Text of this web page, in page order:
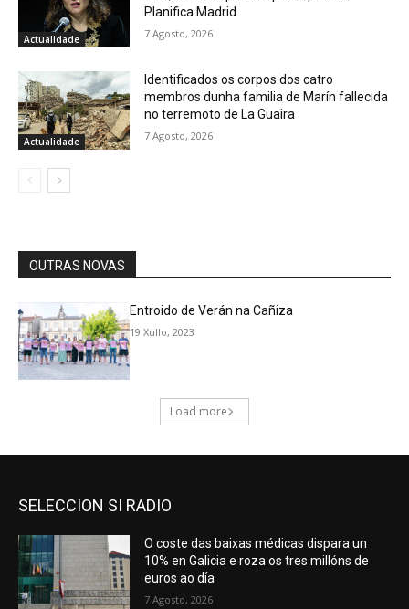
SELECCION SI RADIO
O coste das baixas médicas dispara un
10% en Galicia e roza os tres millóns de
euros ao día
7 Agosto, 2026